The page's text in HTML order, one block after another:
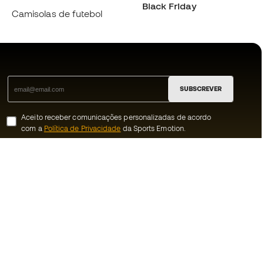
Camisolas de futebol
Black Friday
SUBSCREVER
Aceito receber comunicações personalizadas de acordo
com a Política de Privacidade da Sports Emotion.